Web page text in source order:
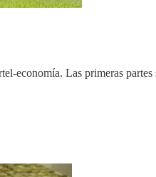
economía. Las primeras partes